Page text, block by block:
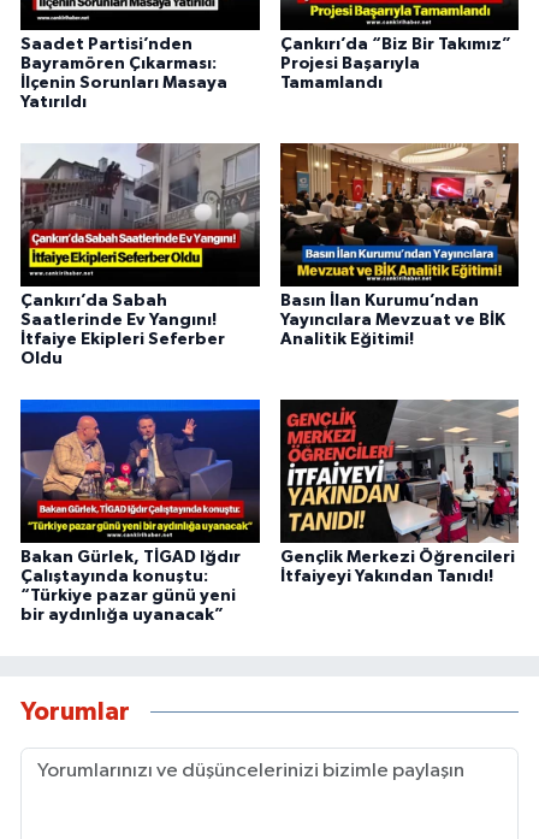
Saadet Partisi’nden
Bayramören Çıkarması:
İlçenin Sorunları Masaya
Yatırıldı
Çankırı’da “Biz Bir Takımız”
Projesi Başarıyla
Tamamlandı
Çankırı’da Sabah
Saatlerinde Ev Yangını!
İtfaiye Ekipleri Seferber
Oldu
Basın İlan Kurumu’ndan
Yayıncılara Mevzuat ve BİK
Analitik Eğitimi!
Bakan Gürlek, TİGAD Iğdır
Çalıştayında konuştu:
“Türkiye pazar günü yeni
bir aydınlığa uyanacak”
Gençlik Merkezi Öğrencileri
İtfaiyeyi Yakından Tanıdı!
Yorumlar